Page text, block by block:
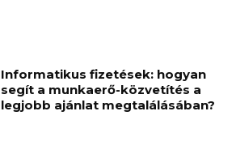
Informatikus fizetések: hogyan
segít a munkaerő-közvetítés a
legjobb ajánlat megtalálásában?